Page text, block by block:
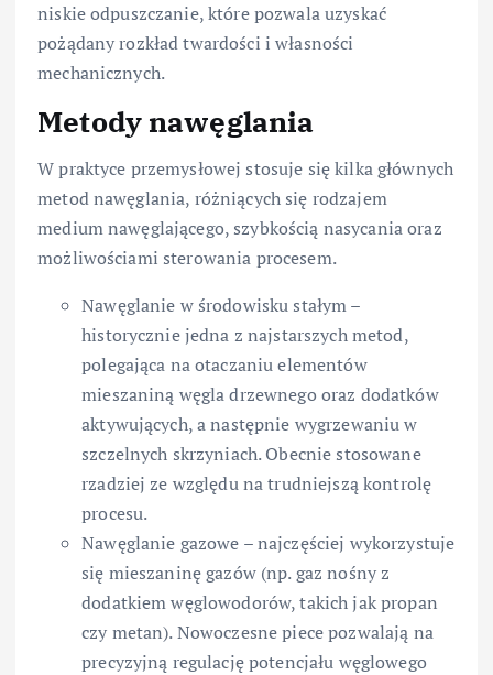
niskie odpuszczanie, które pozwala uzyskać
pożądany rozkład twardości i własności
mechanicznych.
Metody nawęglania
W praktyce przemysłowej stosuje się kilka głównych
metod nawęglania, różniących się rodzajem
medium nawęglającego, szybkością nasycania oraz
możliwościami sterowania procesem.
Nawęglanie w środowisku stałym –
historycznie jedna z najstarszych metod,
polegająca na otaczaniu elementów
mieszaniną węgla drzewnego oraz dodatków
aktywujących, a następnie wygrzewaniu w
szczelnych skrzyniach. Obecnie stosowane
rzadziej ze względu na trudniejszą kontrolę
procesu.
Nawęglanie gazowe – najczęściej wykorzystuje
się mieszaninę gazów (np. gaz nośny z
dodatkiem węglowodorów, takich jak propan
czy metan). Nowoczesne piece pozwalają na
precyzyjną regulację potencjału węglowego